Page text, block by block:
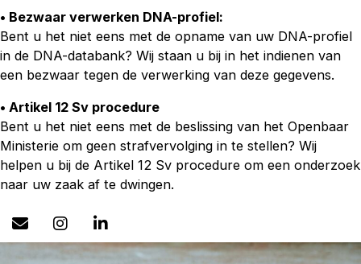
• Bezwaar verwerken DNA-profiel:
Bent u het niet eens met de opname van uw DNA-profiel
in de DNA-databank? Wij staan u bij in het indienen van
een bezwaar tegen de verwerking van deze gegevens.
• Artikel 12 Sv procedure
Bent u het niet eens met de beslissing van het Openbaar
Ministerie om geen strafvervolging in te stellen? Wij
helpen u bij de Artikel 12 Sv procedure om een onderzoek
naar uw zaak af te dwingen.